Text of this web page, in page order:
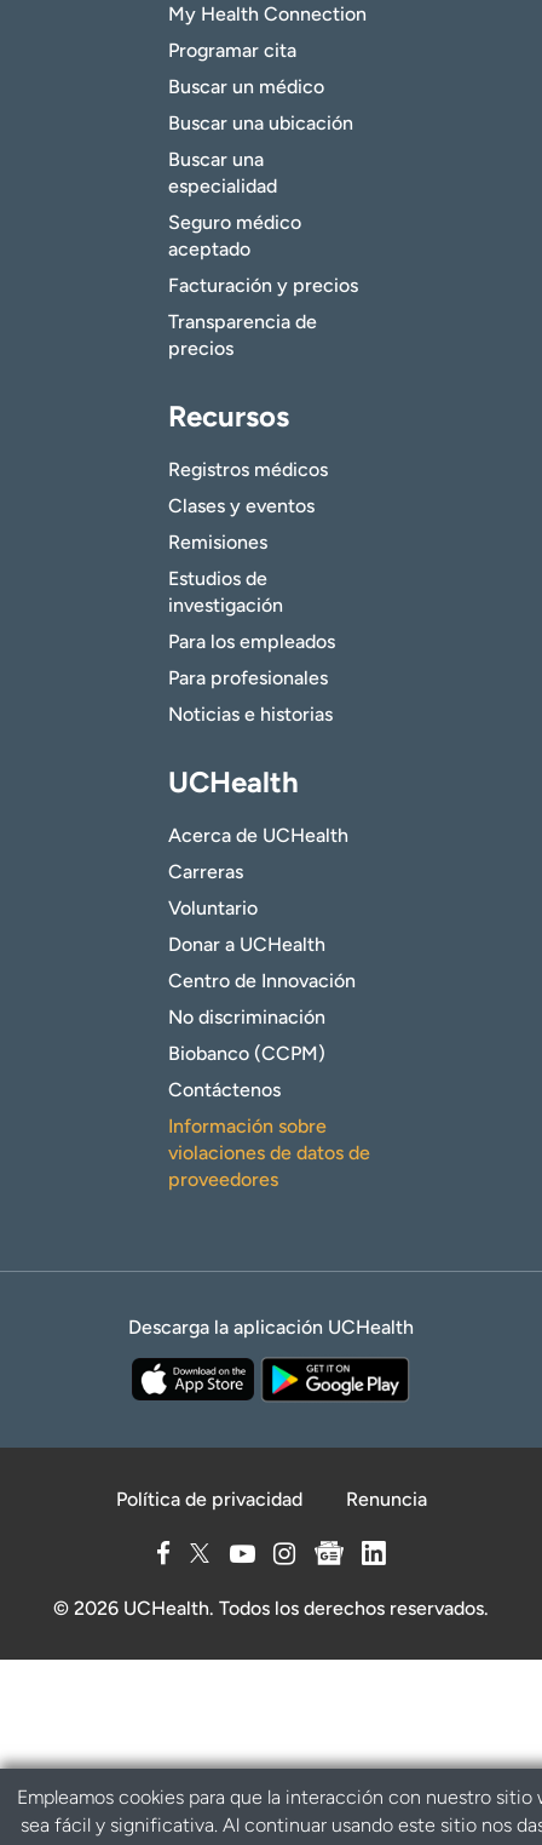
My Health Connection
Programar cita
Buscar un médico
Buscar una ubicación
Buscar una
especialidad
Seguro médico
aceptado
Facturación y precios
Transparencia de
precios
Recursos
Registros médicos
Clases y eventos
Remisiones
Estudios de
investigación
Para los empleados
Para profesionales
Noticias e historias
UCHealth
Acerca de UCHealth
Carreras
Voluntario
Donar a UCHealth
Centro de Innovación
No discriminación
Biobanco (CCPM)
Contáctenos
Información sobre
violaciones de datos de
proveedores
Descarga la aplicación UCHealth
Política de privacidad Renuncia
© 2026 UCHealth. Todos los derechos reservados.
Empleamos cookies para que la interacción con nuestro sitio
sea fácil y significativa. Al continuar usando este sitio nos